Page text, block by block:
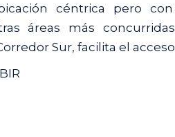
céntrica pero
áreas más
Sur, facilita el